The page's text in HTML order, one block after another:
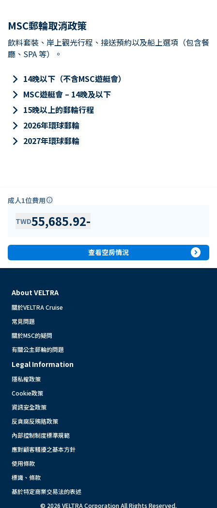
MSC郵輪取消政策
飲料套裝、岸上觀光行程、接送預約以及船上選項（包含餐
廳、SPA 等）。
keyboard_arrow_right 14晚以下（不含MSC遊艇會）
keyboard_arrow_right MSC遊艇會 – 14晚及以下
keyboard_arrow_right 15晚以上的郵輪行程
keyboard_arrow_right 2026年環球郵輪
keyboard_arrow_right 2027年環球郵輪
成人1位費用info
TWD55,685.92-
查看空房情況 expand_circle_right
About VELTRA
關於VELTRA Cruise
常見問題
關於MSC的疑問
有關公主郵輪的問題
Legal Information
隱私權政策
Cookie政策
資訊安全政策
反貪腐反賄賂政策
內部控制制度標準規範
應對顧客騷擾之基本方針
使用條款
標識、條款
基於特定商業交易法的表述
© 2026 VELTRA Corporation All Rights Reserved.